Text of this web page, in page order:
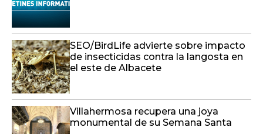
SEO/BirdLife advierte sobre impacto
de insecticidas contra la langosta en
el este de Albacete
Villahermosa recupera una joya
monumental de su Semana Santa